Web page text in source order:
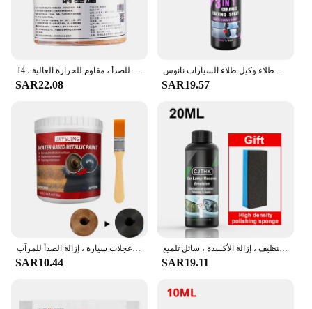
خيط شحم نحاسي للسيارات ، قاعدة نحاسية ، مانع للصدأ ، مضاد للصدأ ، مضاد للصدأ ، مقاوم للحرارة العالية ، 14.g
SAR22.08
سيارة السيراميك نانو طلاء السائل معطف نانو كريستال مسعور طبقة تلميع الطلاء طلاء وكيل طلاء السيارات نانوس
SAR19.57
طلاء داخلي متعدد الوظائف ، طلاء سيارة مضاد للصدأ ، صنابير صدئة ، عجلات سيارة ، إزالة الصدأ للمرآب
SAR10.44
مجموعة تلميع المصابيح الأمامية للسيارة ، مزيل الخدش للمصابيح الأمامية ، إصلاح معجون التنظيف ، إزالة الأكسدة ، سائل تلميع
SAR19.11